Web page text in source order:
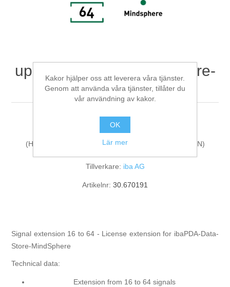
upgrade-ibaPDA-Data-Store-
MindSphere-16 to 64
Process Data Acquisition
(HarmonizedCode:85234910, ECCN:N, LKZ:DE, AG:N)
Tillverkare: iba AG
Artikelnr: 30.670191
Signal extension 16 to 64 - License extension for ibaPDA-Data-
Store-MindSphere
Technical data:
Extension from 16 to 64 signals
Kakor hjälper oss att leverera våra tjänster.
Genom att använda våra tjänster, tillåter du
vår användning av kakor.
OK
Lär mer